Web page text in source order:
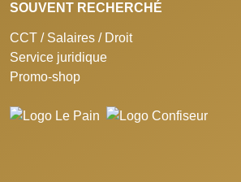
SOUVENT RECHERCHÉ
CCT / Salaires / Droit
Service juridique
Promo-shop